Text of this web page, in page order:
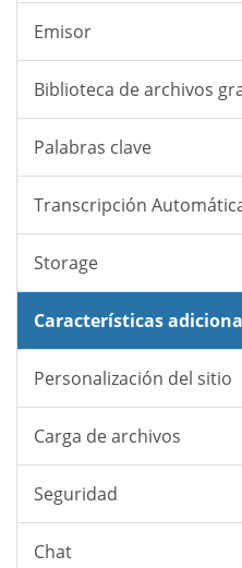
Emisor
Biblioteca de archivos
Palabras clave
Transcripción
Storage
Características
Personalización del sitio
Carga de archivos
Seguridad
Chat